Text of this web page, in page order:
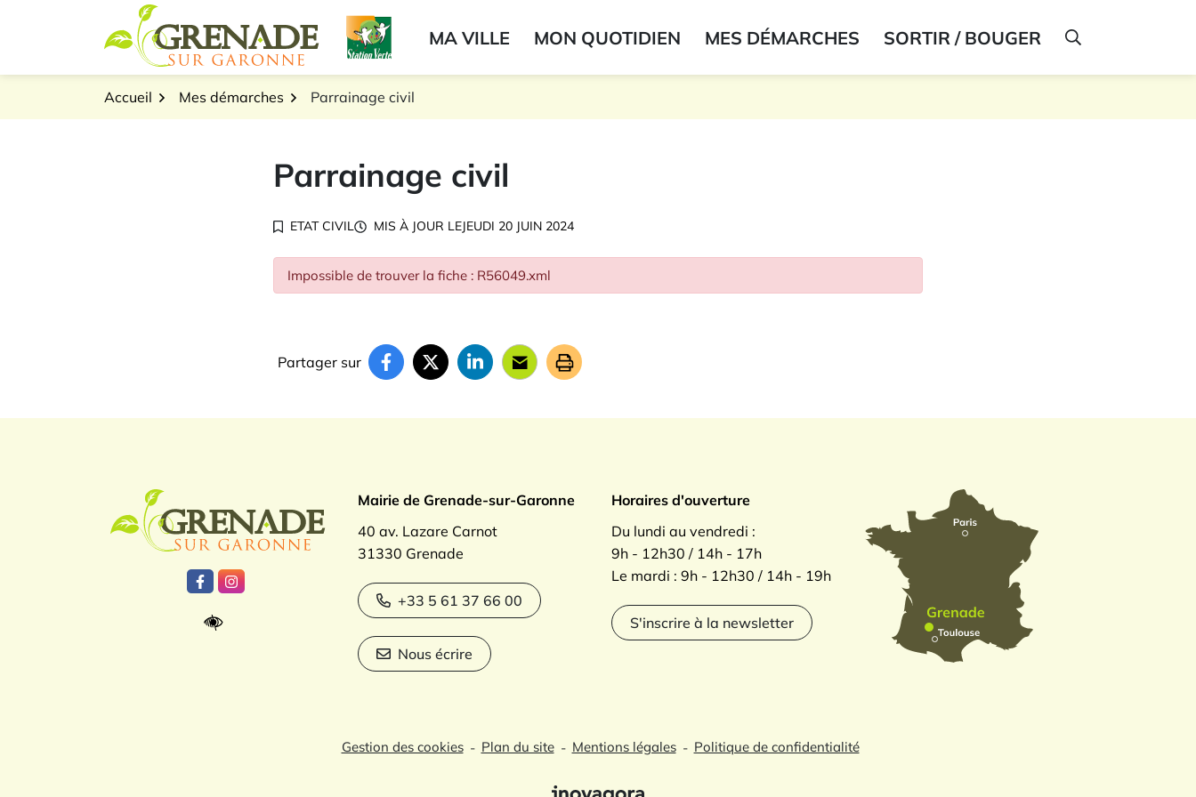
Logo Grenade sur GaronneMA VILLE MON QUOTIDIEN MES DÉMARCHES SORTIR / BOUGER AFFICHER LA
Accueil Mes démarches Parrainage civil
Parrainage civil
ETAT CIVIL MIS À JOUR LEJEUDI 20 JUIN 2024
Impossible de trouver la fiche : R56049.xml
Partager sur
Logo Grenade sur Garonne
Lien vers le compte Facebook
Lien vers le compte Instagram
Mairie de Grenade-sur-Garonne
40 av. Lazare Carnot
31330 Grenade
+33 5 61 37 66 00
Nous écrire
Horaires d'ouverture
Du lundi au vendredi :
9h - 12h30 / 14h - 17h
Le mardi : 9h - 12h30 / 14h - 19h
S'inscrire à la newsletter
Gestion des cookies Plan du site Mentions légales Politique de confidentialité